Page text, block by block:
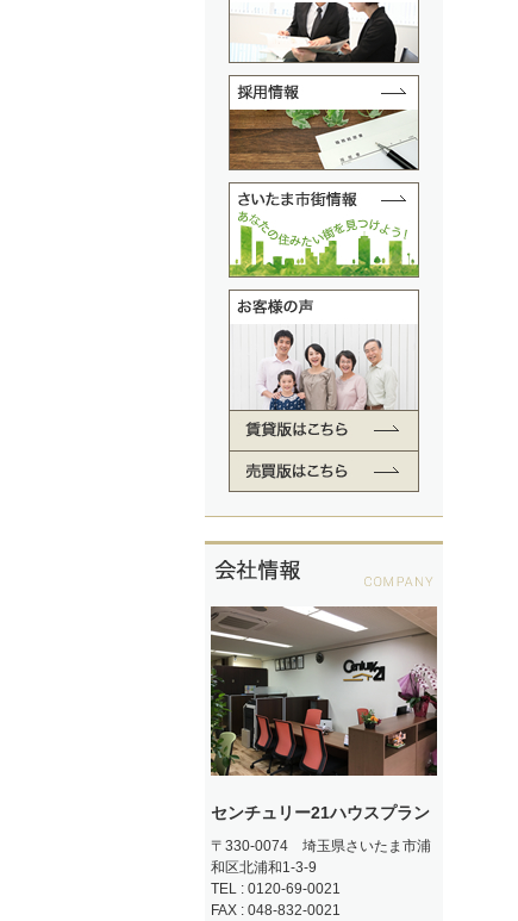
センチュリー21ハウスプラン
〒330-0074 埼玉県さいたま市浦
和区北浦和1-3-9
TEL : 0120-69-0021
FAX : 048-832-0021